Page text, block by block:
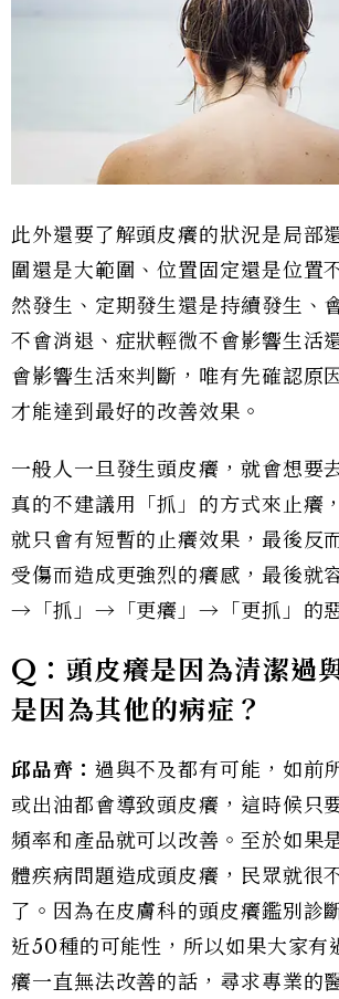
此外還要了解頭皮癢的狀況是局部
圍還是大範圍、位置固定還是位置
然發生、定期發生還是持續發生、
不會消退、症狀輕微不會影響生活
會影響生活來判斷，唯有先確認原
才能達到最好的改善效果。
一般人一旦發生頭皮癢，就會想要
真的不建議用「抓」的方式來止癢
就只會有短暫的止癢效果，最後反
受傷而造成更強烈的癢感，最後就
→「抓」→「更癢」→「更抓」的惡
Q ：頭皮癢是因為清潔過
是因為其他的病症？
邱品齊： 過與不及都有可能，如前
或出油都會導致頭皮癢，這時候只
頻率和產品就可以改善。至於如果
體疾病問題造成頭皮癢，民眾就很
了。因為在皮膚科的頭皮癢鑑別診
近50種的可能性，所以如果大家有
癢一直無法改善的話，尋求專業的